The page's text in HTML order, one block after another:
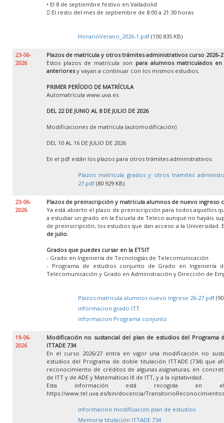
• El 8 de septiembre festivo en Valladolid
 El resto del mes de septiembre de 8:00 a 21:30 horas
HorarioVerano_2026-1.pdf (100.835 KB)
23-06-
2026
Plazos de matrícula y otros trámites administrativos curso 2026-
Estos plazos de matrícula son para alumnos matriculados
anterioresy vayan a continuar con los mismos estudios.
PRIMER PERÍODO DE MATRÍCULA
Automatrícula www.uva.es
DEL 22 DE JUNIO AL 8 DE JULIO DE 2026
Modificaciones de matrícula (automodificación)
DEL 10 AL 16 DE JULIO DE 2026
En el pdf están los plazos para otros trámites administrativos.
Plazos matricula grados y otros tramites
27.pdf (80.929 KB)
23-06-
2026
Plazos de preinscripción y matrícula alumnos de nuevo ingreso
Ya está abierto el plazo de preinscripción para todos aquellos
a estudiar un grado en la Escuela de Teleco aunque no hayáis
de preinscripción, los estudios que dan acceso a la Universidad.
de julio.
Grados que puedes cursar en la ETSIT
- Grado en Ingeniería de Tecnologías de Telecomunicación
- Programa de estudios conjunto de Grado en Ingeniería
Telecomunicación y Grado en Administración y Dirección de
Plazos matricula alumnos nuevo ingreso 26-27.pdf
informacion grado ITT
informacion Programa conjunto
19-06-
2026
Modificación no sustancial del plan de estudios del Programa
ITTADE 734
En el curso 2026/27 entra en vigor una modificación no
estudios del Programa de doble titulación ITTADE (734) que
reconocimiento de créditos de algunas asignaturas, en
de ITT y de ADE y Matemáticas III de ITT, y a la optatividad.
Esta información está recogida en el
https://www.tel.uva.es/bin/docencia/
Información modificación plan de estudios
Memoria titulación ITTADE 734